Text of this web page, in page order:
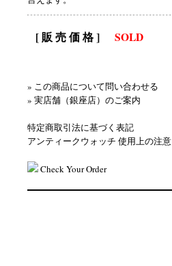
[ 販 売 価 格 ] SOLD
» この商品について問い合わせる
» 実店舗（銀座店）のご案内
特定商取引法に基づく表記
アンティークウォッチ 使用上の注意
Check Your Order